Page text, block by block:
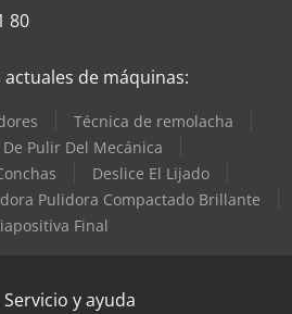
80
actuales de máquinas:
Técnica de remolacha
Pulir Del Mecánica
Deslice El Lijado
Pulidora Compactado Brillante
Final
Servicio y ayuda